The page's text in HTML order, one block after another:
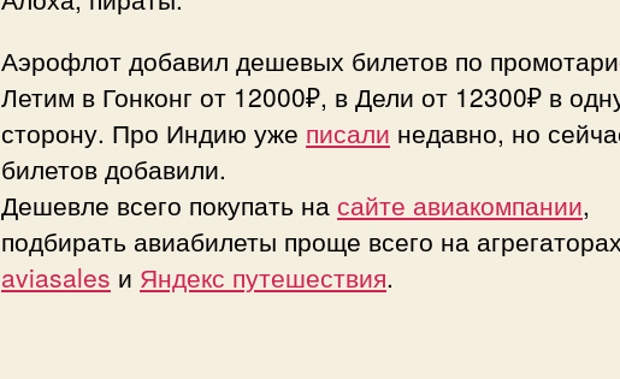
одну
в
Аэрофлот добавил дешевых билетов по
Летим в Гонконг от 12000₽, в Дели от 12300₽ в
сторону. Про Индию уже писали недавно, но
билетов добавили.
Дешевле всего покупать на сайте авиакомпании,
подбирать авиабилеты проще всего на
aviasales и Яндекс путешествия.